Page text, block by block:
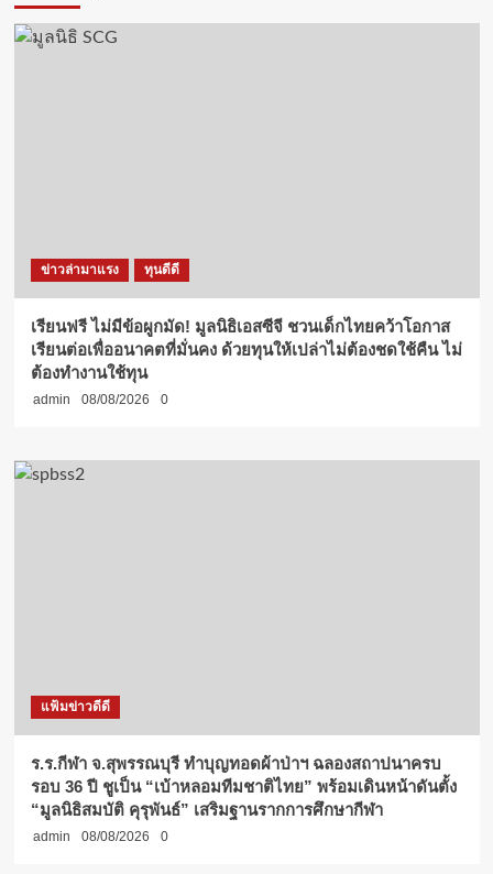
ข่าวล่ามาแรง ทุนดีดี
เรียนฟรี ไม่มีข้อผูกมัด! มูลนิธิเอสซีจี ชวนเด็กไทยคว้าโอกาส
เรียนต่อเพื่ออนาคตที่มั่นคง ด้วยทุนให้เปล่าไม่ต้องชดใช้คืน ไม่
ต้องทำงานใช้ทุน
admin 08/08/2026 0
แฟ้มข่าวดีดี
ร.ร.กีฬา จ.สุพรรณบุรี ทำบุญทอดผ้าป่าฯ ฉลองสถาปนาครบ
รอบ 36 ปี ชูเป็น “เบ้าหลอมทีมชาติไทย” พร้อมเดินหน้าดันตั้ง
“มูลนิธิสมบัติ คุรุพันธ์” เสริมฐานรากการศึกษากีฬา
admin 08/08/2026 0